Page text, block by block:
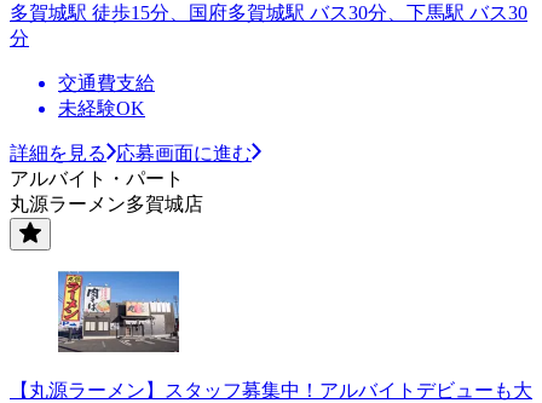
多賀城駅 徒歩15分、国府多賀城駅 バス30分、下馬駅 バス30
分
交通費支給
未経験OK
詳細を見る
応募画面に進む
アルバイト・パート
丸源ラーメン多賀城店
【丸源ラーメン】スタッフ募集中！アルバイトデビューも大